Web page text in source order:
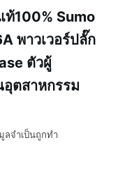
100% Sumo
พาวเวอร์ปลั๊ก
ตัวผู้
ตสาหกรรม
ลจำเป็นถูกทำ